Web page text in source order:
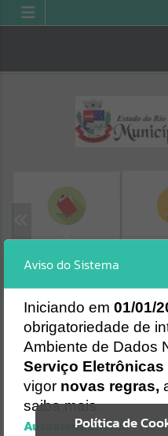
Resultados para""
PortaisPolítica de
Aviso do Sistema
Iniciando em 01/01/
obrigatoriedade de
Ambiente de Dados
Serviço Eletrônicas
vigor novas regras,
saiba mais.
Autoatendimento -
Erro
Gerenciamento do
Ocorreu um erro de script:
Uncaught SyntaxError:
https://caicara.atende.net/
72540.js?v=299ee590:47
Verificar Mais Detalhes